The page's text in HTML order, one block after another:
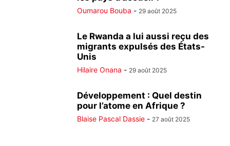
Oumarou Bouba - 29 août 2025
Le Rwanda a lui aussi reçu des
migrants expulsés des États-
Unis
Hilaire Onana - 29 août 2025
Développement : Quel destin
pour l’atome en Afrique ?
Blaise Pascal Dassie - 27 août 2025